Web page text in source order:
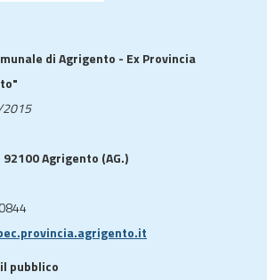
di Agrigento - Ex Provincia
2015
Agrigento (AG.)
pubblico